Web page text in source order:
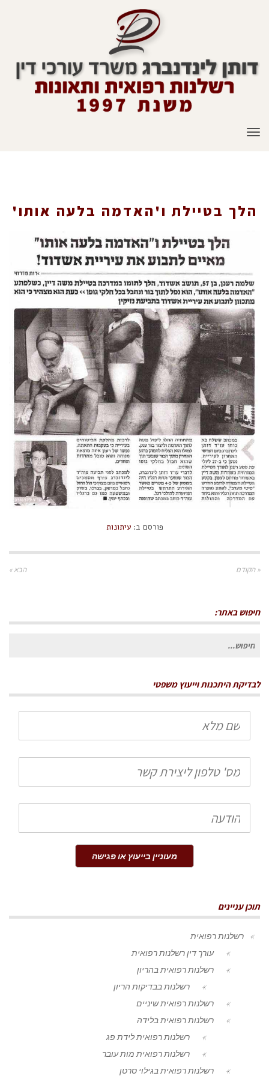
תפריט
הלך בטיילת ו'האדמה בלעה אותו'
פורסם ב:עיתונות
« הקודם הבא »
חיפוש באתר:
חיפוש
לבדיקת היתכנות וייעוץ משפטי
שם
מלא
טלפון
הודעה
מעוניין בייעוץ או פגישה
תוכן עניינים
רשלנות רפואית
עורך דין רשלנות רפואית
רשלנות רפואית בהריון
רשלנות בבדיקות הריון
רשלנות רפואית שיניים
רשלנות רפואית בלידה
רשלנות רפואית לידת פג
רשלנות רפואית מות עובר
רשלנות רפואית בגילוי סרטן